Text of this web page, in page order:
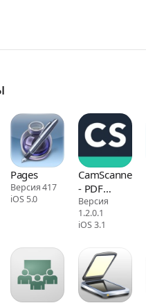
Pages
Версия 417
iOS 5.0
CamScanner
- PDF
Scanner
App
Версия
1.2.0.1
iOS 3.1